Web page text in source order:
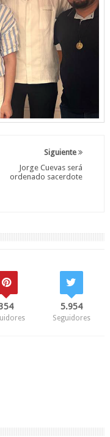
Siguiente
Jorge Cuevas será
ordenado sacerdote
5.954
Seguidores